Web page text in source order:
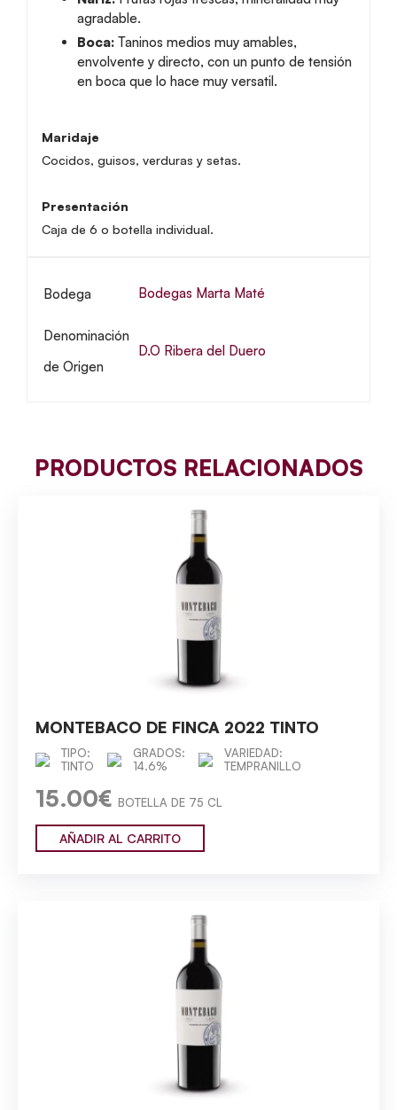
agradable.
Boca:Taninos medios muy amables,
envolvente y directo, con un punto de tensión
en boca que lo hace muy versatil.
Maridaje
Cocidos, guisos, verduras y setas.
Presentación
Caja de 6 o botella individual.
Bodega Bodegas Marta Maté
Denominación
de Origen
D.O Ribera del Duero
PRODUCTOS RELACIONADOS
MONTEBACO DE FINCA 2022 TINTO
TIPO:
TINTO
GRADOS:
14.6%
VARIEDAD:
TEMPRANILLO
15.00€ BOTELLA DE 75 CL
AÑADIR AL CARRITO